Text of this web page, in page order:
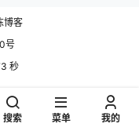
博客
号
秒
搜索 菜单 我的